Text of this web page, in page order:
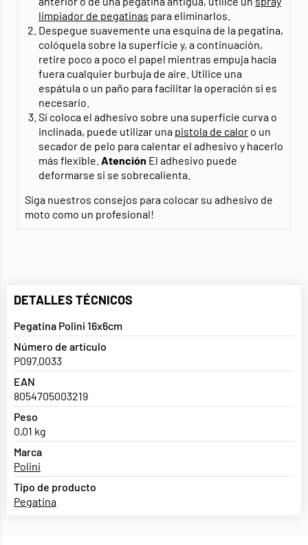
limpiador de pegatinas para eliminarlos.
Despegue suavemente una esquina de la pegatina,
colóquela sobre la superficie y, a continuación,
retire poco a poco el papel mientras empuja hacia
fuera cualquier burbuja de aire. Utilice una
espátula o un paño para facilitar la operación si es
necesario.
Si coloca el adhesivo sobre una superficie curva o
inclinada, puede utilizar una pistola de calor o un
secador de pelo para calentar el adhesivo y hacerlo
más flexible. Atención El adhesivo puede
deformarse si se sobrecalienta.
Siga nuestros consejos para colocar su adhesivo de
moto como un profesional!
DETALLES TÉCNICOS
Pegatina Polini 16x6cm
Número de artículo
P097.0033
EAN
8054705003219
Peso
0,01 kg
Marca
Polini
Tipo de producto
Pegatina